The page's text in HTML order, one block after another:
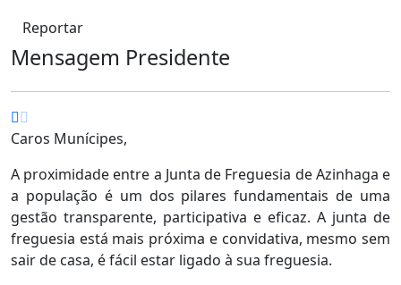
Reportar
Mensagem Presidente
Caros Munícipes,
A proximidade entre a Junta de Freguesia de Azinhaga e
a população é um dos pilares fundamentais de uma
gestão transparente, participativa e eficaz. A junta de
freguesia está mais próxima e convidativa, mesmo sem
sair de casa, é fácil estar ligado à sua freguesia.